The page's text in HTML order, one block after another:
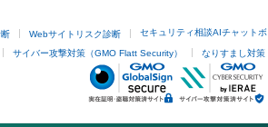
Webサイトリスク診断 セキュリティ相談AIチャットボ
サイバー攻撃対策（GMO Flatt Security） なりすまし対策